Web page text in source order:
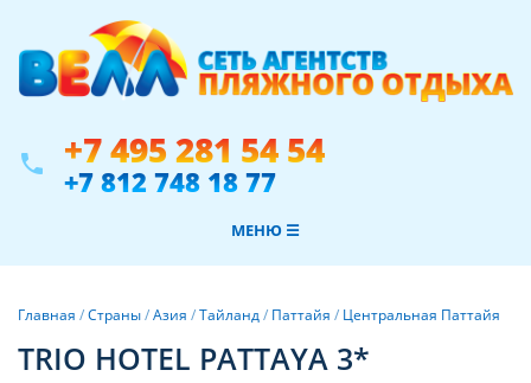
phone +7 495 281 54 54
+7 812 748 18 77
МЕНЮ ☰
Главная /Страны/Азия /Тайланд/ Паттайя / Центральная Паттайя
TRIO HOTEL PATTAYA 3*